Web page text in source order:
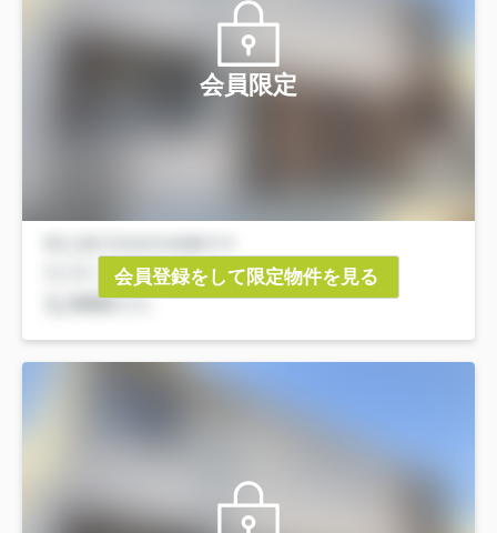
会員限定
会員登録をして限定物件を見る